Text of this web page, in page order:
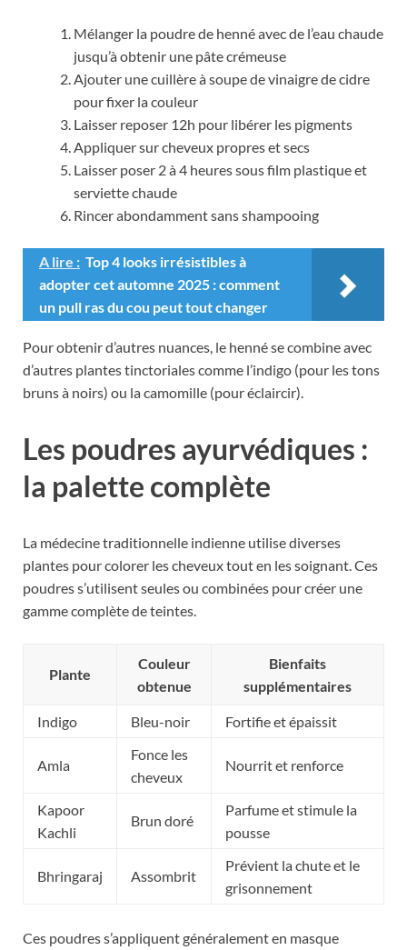
Mélanger la poudre de henné avec de l’eau chaude
jusqu’à obtenir une pâte crémeuse
Ajouter une cuillère à soupe de vinaigre de cidre
pour fixer la couleur
Laisser reposer 12h pour libérer les pigments
Appliquer sur cheveux propres et secs
Laisser poser 2 à 4 heures sous film plastique et
serviette chaude
Rincer abondamment sans shampooing
A lire : Top 4 looks irrésistibles à
adopter cet automne 2025 : comment
un pull ras du cou peut tout changer
Pour obtenir d’autres nuances, le henné se combine avec
d’autres plantes tinctoriales comme l’indigo (pour les tons
bruns à noirs) ou la camomille (pour éclaircir).
Les poudres ayurvédiques :
la palette complète
La médecine traditionnelle indienne utilise diverses
plantes pour colorer les cheveux tout en les soignant. Ces
poudres s’utilisent seules ou combinées pour créer une
gamme complète de teintes.
Plante
Couleur
obtenue
Bienfaits
supplémentaires
Indigo Bleu-noir Fortifie et épaissit
Amla
Fonce les
cheveux
Nourrit et renforce
Kapoor
Kachli
Brun doré
Parfume et stimule la
pousse
Bhringaraj Assombrit
Prévient la chute et le
grisonnement
Ces poudres s’appliquent généralement en masque